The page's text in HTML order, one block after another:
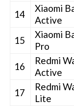
14
Xiaomi
Active
15
Xiaomi
Pro
16
Redmi
Active
17
Redmi
Lite